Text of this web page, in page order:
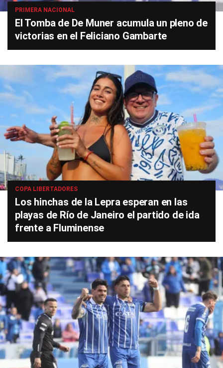
PRIMERA NACIONAL
El Tomba de De Muner acumula un pleno de
victorias en el Feliciano Gambarte
COPA LIBERTADORES
Los hinchas de la Lepra esperan en las
playas de Río de Janeiro el partido de ida
frente a Fluminense